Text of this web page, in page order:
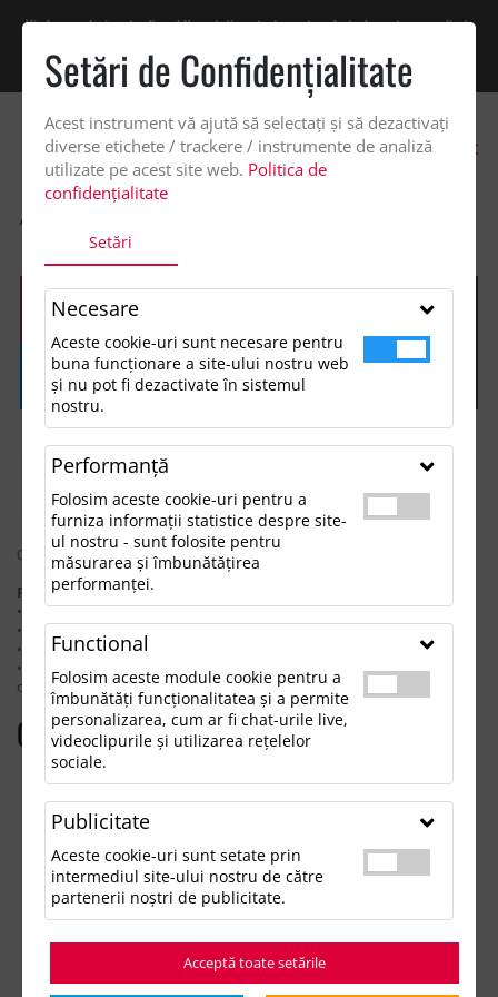
Vindem exclusiv catre firme! Ne puteti contacta pentru oferta de pret personalizata
discount suplimentar de 2% -Cumpără acum!
ACASA
0 rezultate pentru: "setservetelecutiebambus"
Pentru a găsi produsul dorit, încearcă următoarele:
• Verifică dacă ai scris corect termenii.
• Încearcă să foloseşti sinonime.
• Încearcă din nou, folosind o căutare mai generală.
• Ne poţi contacta telefonic la 021.336.03.32 sau prin email la
office@updateadv.ro şi te ajutăm să găseşti produsul dorit.
Categorii populare
Accesorii birou
Accesorii mancare si bautura
Accesorii Tech si Gadgeturi
Haine de Munca
Imbracaminte si Accesorii
Lifestyle si Timp Liber
Ocazii și Evenimente Tematice
Setări de Confidenţialitate
Acest instrument vă ajută să selectați și să dezactivați
diverse etichete / trackere / instrumente de analiză
utilizate pe acest site web. Politica de
confidențialitate
Setări
Necesare
Aceste cookie-uri sunt necesare pentru
buna funcționare a site-ului nostru web
și nu pot fi dezactivate în sistemul
nostru.
Performanţă
Folosim aceste cookie-uri pentru a
furniza informații statistice despre site-
ul nostru - sunt folosite pentru
măsurarea și îmbunătățirea
performanței.
Functional
Folosim aceste module cookie pentru a
îmbunătăți funcționalitatea și a permite
personalizarea, cum ar fi chat-urile live,
videoclipurile și utilizarea rețelelor
sociale.
Publicitate
Aceste cookie-uri sunt setate prin
intermediul site-ului nostru de către
partenerii noștri de publicitate.
Acceptă toate setările